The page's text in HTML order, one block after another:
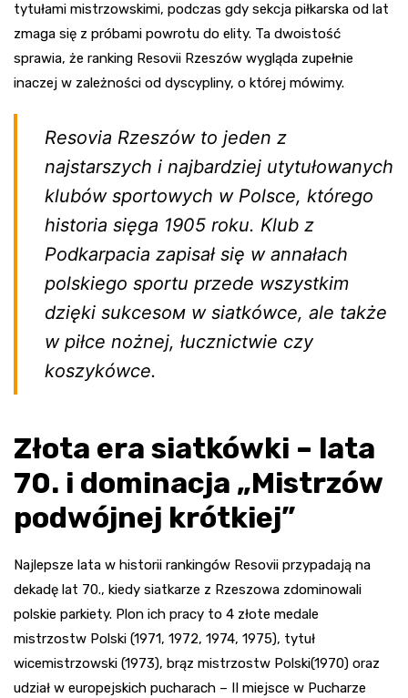
tytułami mistrzowskimi, podczas gdy sekcja piłkarska od lat
zmaga się z próbami powrotu do elity. Ta dwoistość
sprawia, że ranking Resovii Rzeszów wygląda zupełnie
inaczej w zależności od dyscypliny, o której mówimy.
Resovia Rzeszów to jeden z
najstarszych i najbardziej utytułowanych
klubów sportowych w Polsce, którego
historia sięga 1905 roku. Klub z
Podkarpacia zapisał się w annałach
polskiego sportu przede wszystkim
dzięki sukcesом w siatkówce, ale także
w piłce nożnej, łucznictwie czy
koszykówce.
Złota era siatkówki – lata
70. i dominacja „Mistrzów
podwójnej krótkiej”
Najlepsze lata w historii rankingów Resovii przypadają na
dekadę lat 70., kiedy siatkarze z Rzeszowa zdominowali
polskie parkiety. Plon ich pracy to 4 złote medale
mistrzostw Polski (1971, 1972, 1974, 1975), tytuł
wicemistrzowski (1973), brąz mistrzostw Polski(1970) oraz
udział w europejskich pucharach – II miejsce w Pucharze